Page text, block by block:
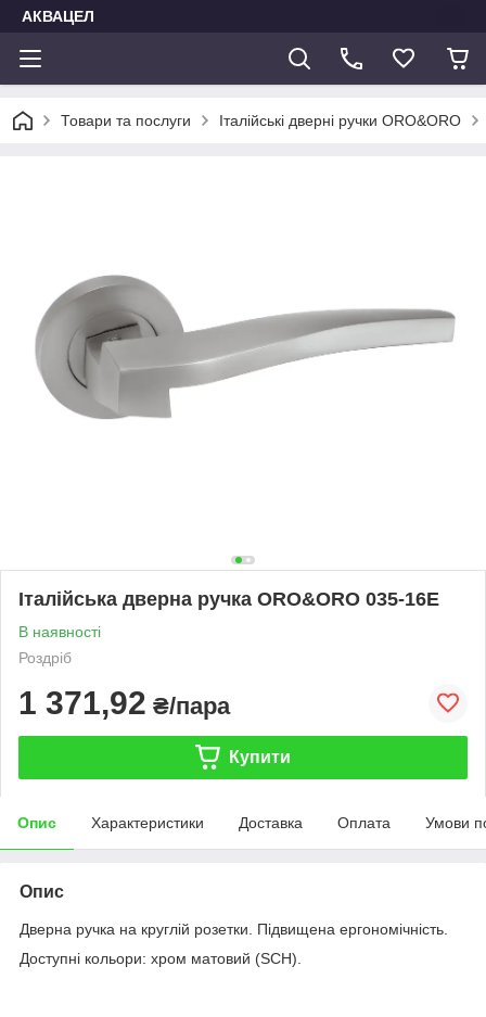
АКВАЦЕЛ
Товари та послуги Італійські дверні ручки ORO&ORO
Італійська дверна ручка ORO&ORO 035-16E
В наявності
Роздріб
1 371,92 ₴/пара
Купити
Опис Характеристики Доставка Оплата Умови
Опис
Дверна ручка на круглій розетки. Підвищена ергономічність.
Доступні кольори: хром матовий (SCH).